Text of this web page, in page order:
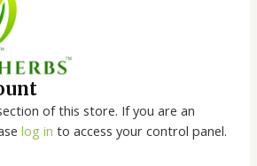
of this store. If you are an
log in to access your control panel.